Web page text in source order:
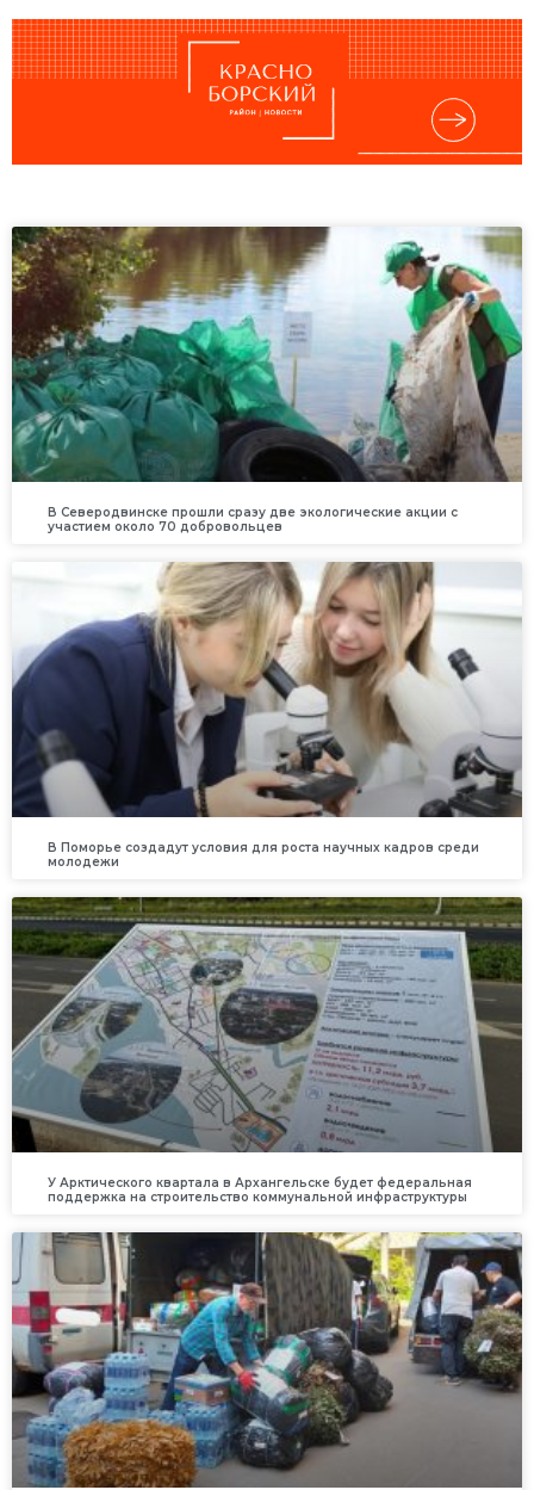
В Северодвинске прошли сразу две экологические акции с
участием около 70 добровольцев
В Поморье создадут условия для роста научных кадров среди
молодежи
У Арктического квартала в Архангельске будет федеральная
поддержка на строительство коммунальной инфраструктуры